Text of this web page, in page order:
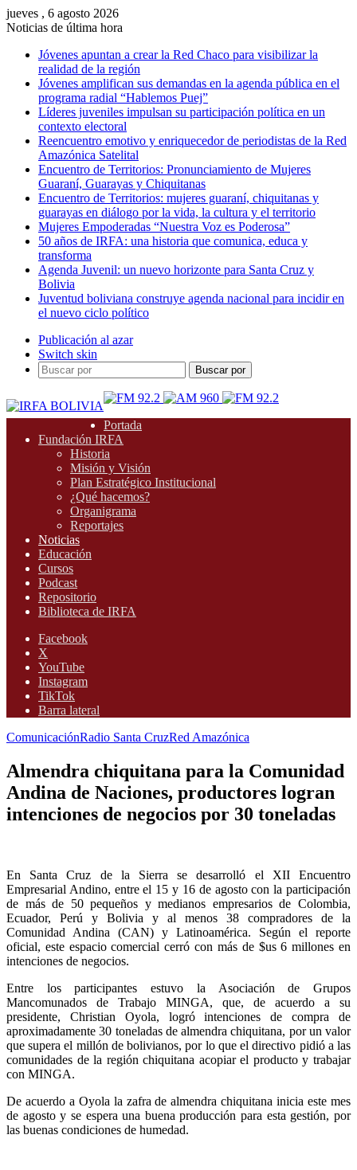
jueves , 6 agosto 2026
Noticias de última hora
Jóvenes apuntan a crear la Red Chaco para visibilizar la
realidad de la región
Jóvenes amplifican sus demandas en la agenda pública en el
programa radial “Hablemos Puej”
Líderes juveniles impulsan su participación política en un
contexto electoral
Reencuentro emotivo y enriquecedor de periodistas de la Red
Amazónica Satelital
Encuentro de Territorios: Pronunciamiento de Mujeres
Guaraní, Guarayas y Chiquitanas
Encuentro de Territorios: mujeres guaraní, chiquitanas y
guarayas en diálogo por la vida, la cultura y el territorio
Mujeres Empoderadas “Nuestra Voz es Poderosa”
50 años de IRFA: una historia que comunica, educa y
transforma
Agenda Juvenil: un nuevo horizonte para Santa Cruz y
Bolivia
Juventud boliviana construye agenda nacional para incidir en
el nuevo ciclo político
Publicación al azar
Switch skin
Buscar por
Portada
Fundación IRFA
Historia
Misión y Visión
Plan Estratégico Institucional
¿Qué hacemos?
Organigrama
Reportajes
Noticias
Educación
Cursos
Podcast
Repositorio
Biblioteca de IRFA
Facebook
X
YouTube
Instagram
TikTok
Barra lateral
ComunicaciónRadio Santa CruzRed Amazónica
Almendra chiquitana para la Comunidad
Andina de Naciones, productores logran
intenciones de negocios por 30 toneladas
En Santa Cruz de la Sierra se desarrolló el XII Encuentro
Empresarial Andino, entre el 15 y 16 de agosto con la participación
de más de 50 pequeños y medianos empresarios de Colombia,
Ecuador, Perú y Bolivia y al menos 38 compradores de la
Comunidad Andina (CAN) y Latinoamérica. Según el reporte
oficial, este espacio comercial cerró con más de $us 6 millones en
intenciones de negocios.
Entre los participantes estuvo la Asociación de Grupos
Mancomunados de Trabajo MINGA, que, de acuerdo a su
presidente, Christian Oyola, logró intenciones de compra de
aproximadamente 30 toneladas de almendra chiquitana, por un valor
que supera el millón de bolivianos, por lo que el directivo pidió a las
comunidades de la región chiquitana acopiar el producto y trabajar
con MINGA.
De acuerdo a Oyola la zafra de almendra chiquitana inicia este mes
de agosto y se espera una buena producción para esta gestión, por
las buenas condiciones de humedad.